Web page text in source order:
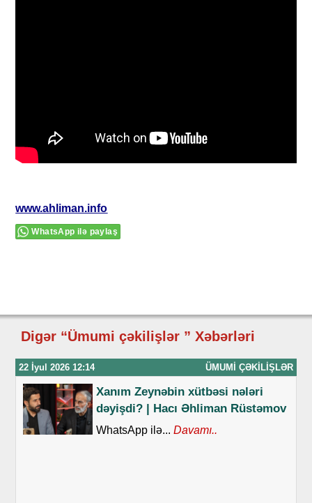
www.ahliman.info
WhatsApp ilə paylaş
Digər “Ümumi çəkilişlər ” Xəbərləri
22 İyul 2026 12:14 ÜMUMI ÇƏKILIŞLƏR
Xanım Zeynəbin xütbəsi nələri
dəyişdi? | Hacı Əhliman Rüstəmov
WhatsApp ilə... Davamı..